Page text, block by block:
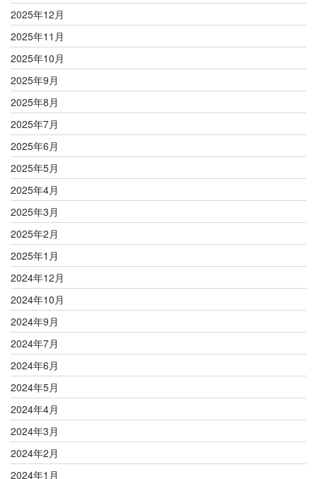
2025年12月
2025年11月
2025年10月
2025年9月
2025年8月
2025年7月
2025年6月
2025年5月
2025年4月
2025年3月
2025年2月
2025年1月
2024年12月
2024年10月
2024年9月
2024年7月
2024年6月
2024年5月
2024年4月
2024年3月
2024年2月
2024年1月